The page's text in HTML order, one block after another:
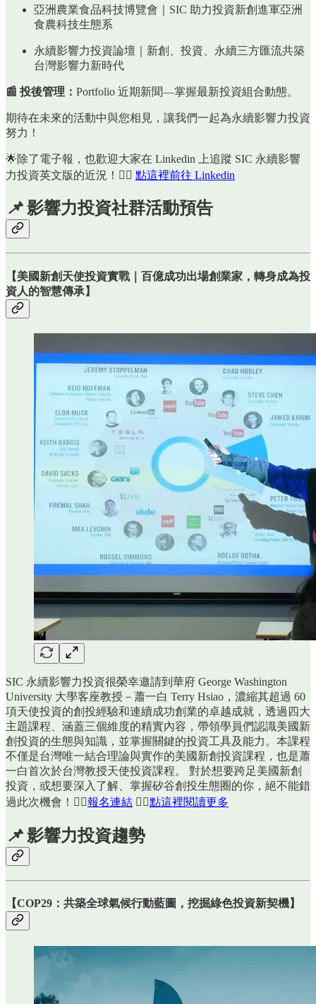
亞洲農業食品科技博覽會｜SIC 助力投資新創進軍亞洲
食農科技生態系
永續影響力投資論壇｜新創、投資、永續三方匯流共築
台灣影響力新時代
📰 投後管理： Portfolio 近期新聞—掌握最新投資組合動態。
期待在未來的活動中與您相見，讓我們一起為永續影響力投資
努力！
🌟除了電子報，也歡迎大家在 Linkedin 上追蹤 SIC 永續影響
力投資英文版的近況！👉🏻 點這裡前往 Linkedin
📌影響力投資社群活動預告
【美國新創天使投資實戰｜ 百億成功出場創業家，轉身成為投
資人的智慧傳承】
SIC 永續影響力投資很榮幸邀請到華府 George Washington
University 大學客座教授－蕭一白 Terry Hsiao，濃縮其超過 60
項天使投資的創投經驗和連續成功創業的卓越成就，透過四大
主題課程、涵蓋三個維度的精實內容，帶領學員們認識美國新
創投資的生態與知識，並掌握關鍵的投資工具及能力。本課程
不僅是台灣唯一結合理論與實作的美國新創投資課程，也是蕭
一白首次於台灣教授天使投資課程。 對於想要跨足美國新創
投資，或想要深入了解、掌握矽谷創投生態圈的你，絕不能錯
過此次機會！👉🏻報名連結 👉🏻點這裡閱讀更多
📌影響力投資趨勢
【COP29：共築全球氣候行動藍圖，挖掘綠色投資新契機】